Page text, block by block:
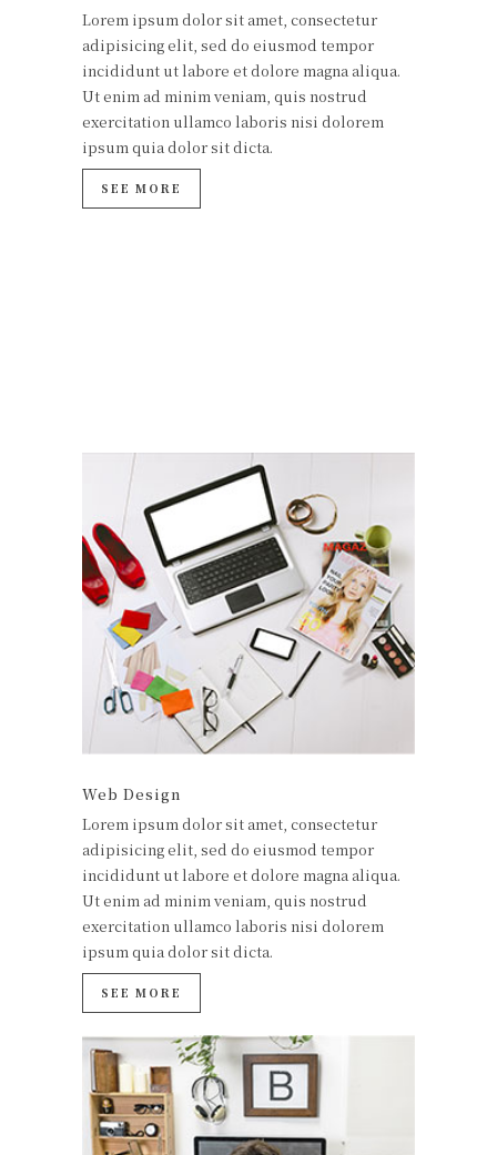
Lorem ipsum dolor sit amet, consectetur
adipisicing elit, sed do eiusmod tempor
incididunt ut labore et dolore magna aliqua.
Ut enim ad minim veniam, quis nostrud
exercitation ullamco laboris nisi dolorem
ipsum quia dolor sit dicta.
SEE MORE
Web Design
Lorem ipsum dolor sit amet, consectetur
adipisicing elit, sed do eiusmod tempor
incididunt ut labore et dolore magna aliqua.
Ut enim ad minim veniam, quis nostrud
exercitation ullamco laboris nisi dolorem
ipsum quia dolor sit dicta.
SEE MORE